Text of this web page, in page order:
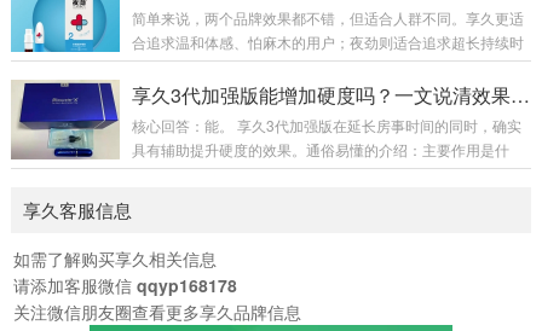
果。喷涂用量：常规单次喷涂 2 下，初次体质敏感者先用 1 下
试探。喷涂位置：对准龟头冠状沟部位均匀喷洒，避开尿道
到峰值。事前清洗：吸收完成后用清水...
简单来说，两个品牌效果都不错，但适合人群不同。享久更适
合追求温和体感、怕麻木的用户；夜劲则适合追求超长持续时
间、能接受稍强体感的用户。一、核心效果对比对比维度享久
夜劲主要成分丁香、达米阿那、人参、绿茶、淫羊藿等天然植
作用原理暂时降低龟头敏感度，同时添加增加快感的成分，实
现“一升一降”同样通过降低敏感度并增加快感成分来延长房事
享久3代加强版能增加硬度吗？一文说清效果与原理
核心回答：能。 享久3代加强版在延长房事时间的同时，确实
具有辅助提升硬度的效果。通俗易懂的介绍：主要作用是什
么？它是一款男性外用延时喷剂，核心功能是降低敏感度、延
藿、马鹿茸、人参等天然植物成分。这些成分在传统认知中
和勃起时的充盈感，从而在延时的基础上，让勃起状态更坚
挺、更有力。简单理解：它不只是让你“更持久”，还能让你在
过程中“状态更好”。使用感受如何？作为植物提取产品...
享久客服信息
如需了解购买享久相关信息
请添加客服微信 qqyp168178
关注微信朋友圈查看更多享久品牌信息